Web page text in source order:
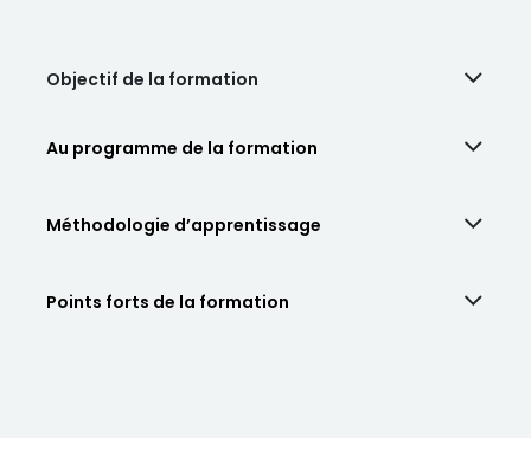
Objectif de la formation
Au programme de la formation
Méthodologie d’apprentissage
Points forts de la formation